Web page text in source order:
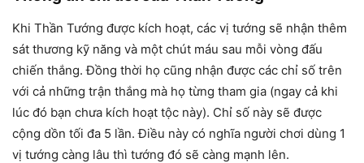
Khi Thần Tướng được kích hoạt, các vị tướng sẽ nhận thêm
sát thương kỹ năng và một chút máu sau mỗi vòng đấu
chiến thắng. Đồng thời họ cũng nhận được các chỉ số trên
với cả những trận thắng mà họ từng tham gia (ngay cả khi
lúc đó bạn chưa kích hoạt tộc này). Chỉ số này sẽ được
cộng dồn tối đa 5 lần. Điều này có nghĩa người chơi dùng 1
vị tướng càng lâu thì tướng đó sẽ càng mạnh lên.